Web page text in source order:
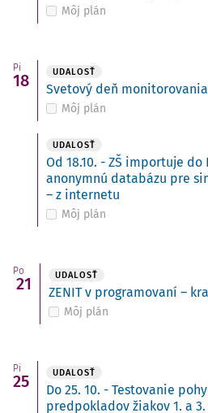
Môj plán
Pi
18 UDALOSŤ
Svetový deň
Môj plán
UDALOSŤ
Od 18.10. - ZŠ importuje
anonymnú databázu pre
– z internetu
Môj plán
Po
21 UDALOSŤ
ZENIT v programovaní –
Môj plán
Pi
25 UDALOSŤ
Do 25. 10. - Testovanie
predpokladov žiakov 1. a 3.